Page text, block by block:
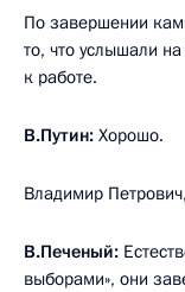
По завершении
то, что услышали
к работе.
В.Путин: Хорошо.
Владимир
В.Печеный:
выборами», они